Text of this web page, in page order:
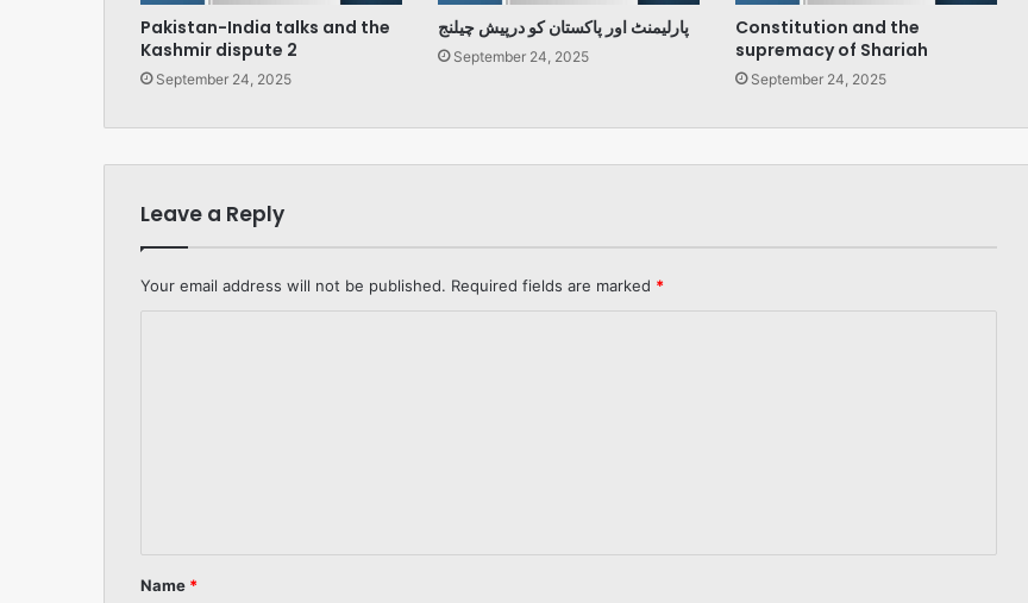
Pakistan-India talks and the
Kashmir dispute 2
September 24, 2025
پارلیمنٹ اور پاکستان کو درپیش چیلنج
September 24, 2025
Constitution and the
supremacy of Shariah
September 24, 2025
Leave a Reply
Your email address will not be published. Required fields are marked *
*
Name *